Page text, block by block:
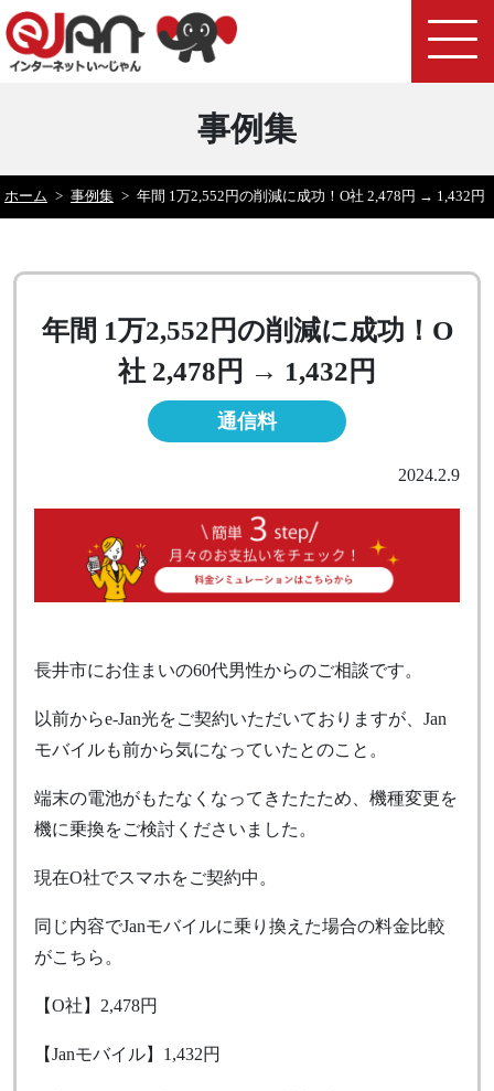
事例集
ホーム > 事例集 > 年間 1万2,552円の削減に成功！O社 2,478円 → 1,432円
年間 1万2,552円の削減に成功！O
社 2,478円 → 1,432円
通信料
2024.2.9
長井市にお住まいの60代男性からのご相談です。
以前からe-Jan光をご契約いただいておりますが、Jan
モバイルも前から気になっていたとのこと。
端末の電池がもたなくなってきたたため、機種変更を
機に乗換をご検討くださいました。
現在O社でスマホをご契約中。
同じ内容でJanモバイルに乗り換えた場合の料金比較
がこちら。
【O社】2,478円
【Janモバイル】1,432円